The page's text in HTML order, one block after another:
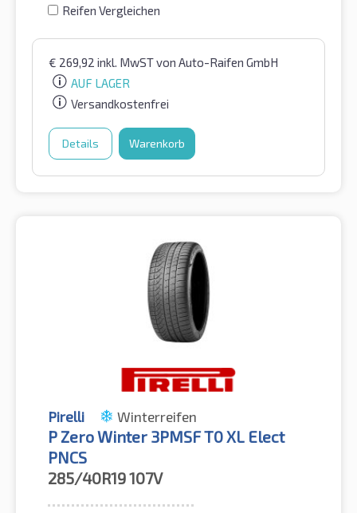
Reifen Vergleichen
€ 269,92 inkl. MwSTvon Auto-Raifen GmbH
AUF LAGER
Versandkostenfrei
Details Warenkorb
Pirelli Winterreifen
P Zero Winter 3PMSF T0 XL Elect
PNCS
285/40R19107V